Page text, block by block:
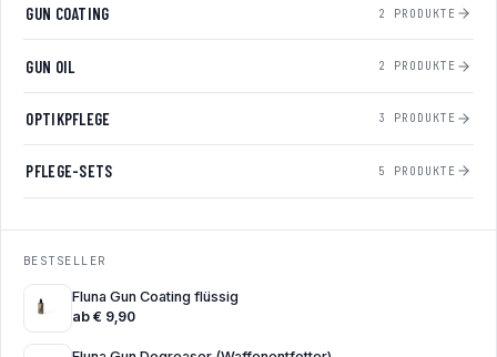
GUN COATING 2 PRODUKTE
GUN OIL 2 PRODUKTE
OPTIKPFLEGE 3 PRODUKTE
PFLEGE-SETS 5 PRODUKTE
BESTSELLER
Fluna Gun Coating flüssig
ab € 9,90